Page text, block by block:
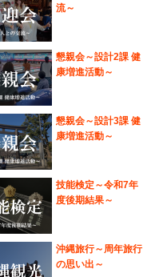
流～
懇親会～設計2課 健
康増進活動～
懇親会～設計3課 健
康増進活動～
技能検定～令和7年
度後期結果～
沖縄旅行～周年旅行
の思い出～